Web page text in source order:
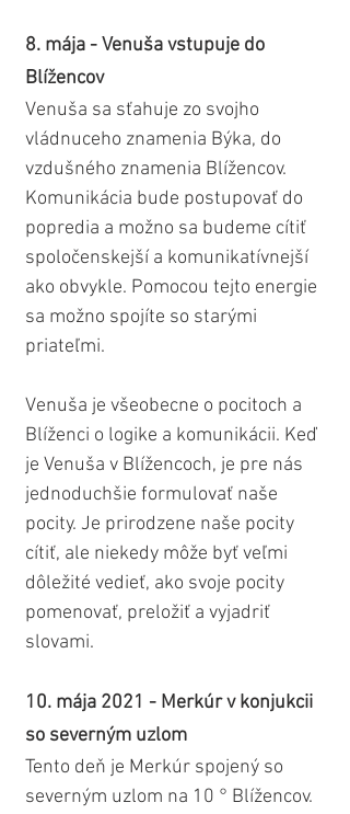
8. mája - Venuša vstupuje do
Blížencov
Venuša sa sťahuje zo svojho
vládnuceho znamenia Býka, do
vzdušného znamenia Blížencov.
Komunikácia bude postupovať do
popredia a možno sa budeme cítiť
spoločenskejší a komunikatívnejší
ako obvykle. Pomocou tejto energie
sa možno spojíte so starými
priateľmi.
Venuša je všeobecne o pocitoch a
Blíženci o logike a komunikácii. Keď
je Venuša v Blížencoch, je pre nás
jednoduchšie formulovať naše
pocity. Je prirodzene naše pocity
cítiť, ale niekedy môže byť veľmi
dôležité vedieť, ako svoje pocity
pomenovať, preložiť a vyjadriť
slovami.
10. mája 2021 - Merkúr v konjukcii
so severným uzlom
Tento deň je Merkúr spojený so
severným uzlom na 10 ° Blížencov.